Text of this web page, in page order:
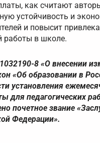
как считают
устойчивость и
и повысит
работы в школе.
8 «О внесении
«Об образовании в
установления
для педагогических
почетное звание
Федерации».